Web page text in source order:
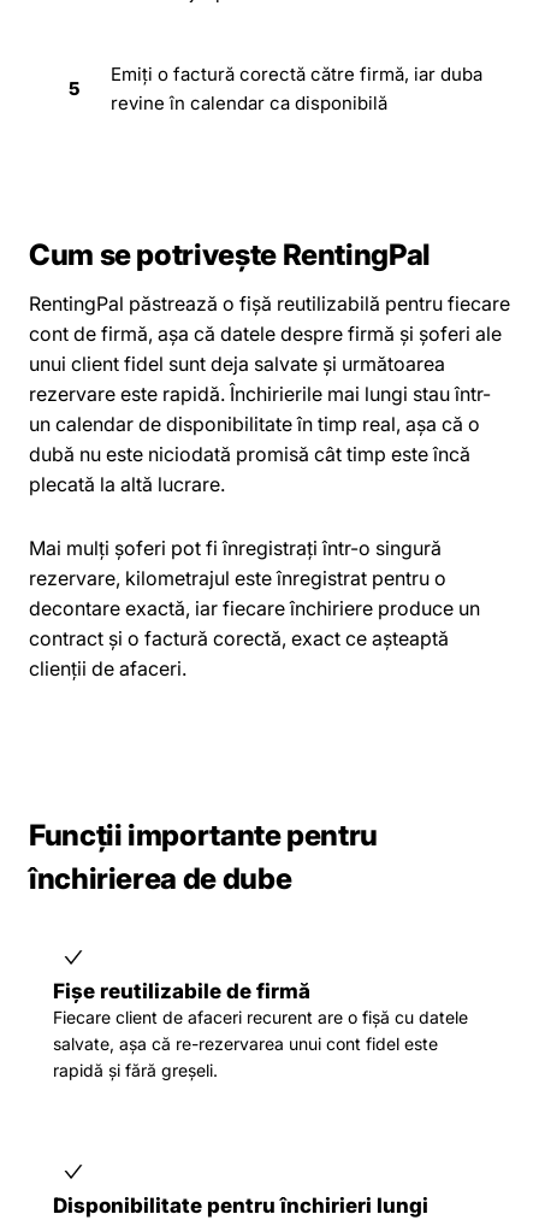
5
Emiți o factură corectă către firmă, iar duba
revine în calendar ca disponibilă
Cum se potrivește RentingPal
RentingPal păstrează o fișă reutilizabilă pentru fiecare
cont de firmă, așa că datele despre firmă și șoferi ale
unui client fidel sunt deja salvate și următoarea
rezervare este rapidă. Închirierile mai lungi stau într-
un calendar de disponibilitate în timp real, așa că o
dubă nu este niciodată promisă cât timp este încă
plecată la altă lucrare.
Mai mulți șoferi pot fi înregistrați într-o singură
rezervare, kilometrajul este înregistrat pentru o
decontare exactă, iar fiecare închiriere produce un
contract și o factură corectă, exact ce așteaptă
clienții de afaceri.
Funcții importante pentru
închirierea de dube
Fișe reutilizabile de firmă
Fiecare client de afaceri recurent are o fișă cu datele
salvate, așa că re-rezervarea unui cont fidel este
rapidă și fără greșeli.
Disponibilitate pentru închirieri lungi